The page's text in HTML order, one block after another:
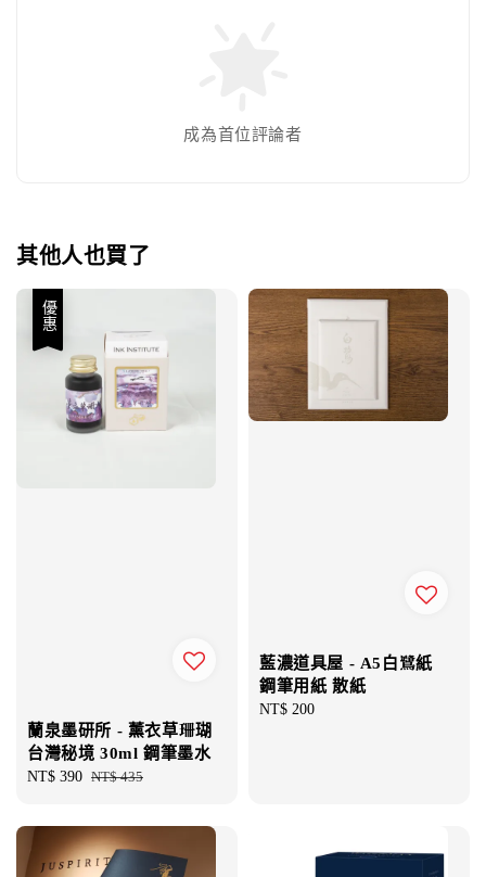
成為首位評論者
其他人也買了
優惠
蘭泉墨研所 - 薰衣草珊瑚
台灣秘境 30ml 鋼筆墨水
Sale
NT$ 390 Regular
NT$ 435
藍濃道具屋 - A5白鷺紙
鋼筆用紙 散紙
Regular
NT$ 200